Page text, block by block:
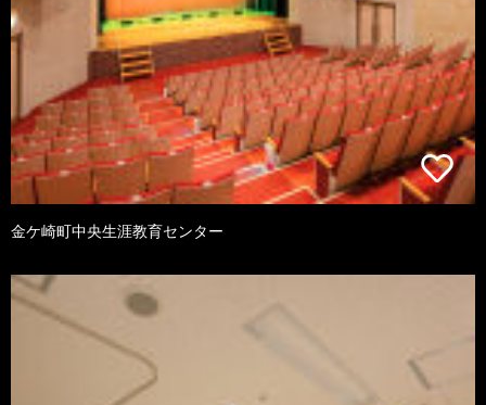
金ケ崎町中央生涯教育センター